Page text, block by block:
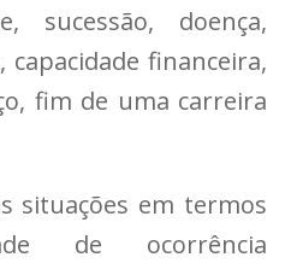
sucessão, doença,
financeira,
fim de uma carreira
situações em termos
de ocorrência